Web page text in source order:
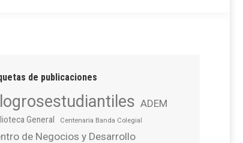
de publicaciones
ADEM
General Centenaria Banda Colegial
de Negocios y Desarrollo